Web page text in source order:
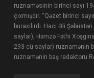
ruznaməsinin birinci sayı
çıxmışdır. “Qəzet birinci
buraxılırdı. Hacı Əli
saylar), Həmzə Fəthi
293-cü saylar) ruznamənin
ruznamənin baş redaktoru